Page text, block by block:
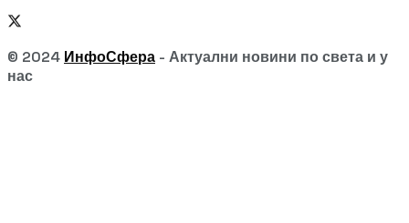
© 2024 ИнфоСфера - Актуални новини по света и у
нас